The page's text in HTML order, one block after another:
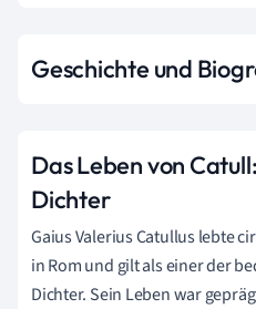
Geschichte und
Das Leben von
Dichter
Gaius Valerius Catullus lebte
in Rom und gilt als einer der
Dichter. Sein Leben war